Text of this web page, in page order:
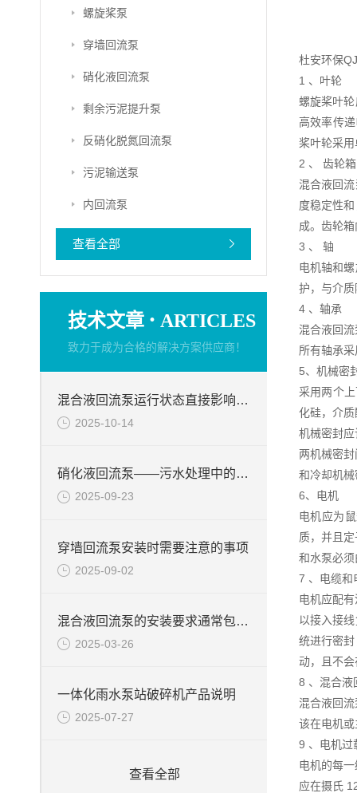
螺旋桨泵
穿墙回流泵
硝化液回流泵
剩余污泥提升泵
反硝化脱氮回流泵
污泥输送泵
内回流泵
查看全部
技术文章 · ARTICLES
致力于成为合格的解决方案供应商！
混合液回流泵运行状态直接影响整个工艺流程的稳定性与效率
2025-10-14
硝化液回流泵——污水处理中的关键角色
2025-09-23
穿墙回流泵安装时需要注意的事项
2025-09-02
混合液回流泵的安装要求通常包括以下几个方面
2025-03-26
一体化雨水泵站破碎机产品说明
2025-07-27
查看全部
杜安环保
1 、叶轮
螺旋桨叶
高效率传
桨叶轮采
2 、 齿轮箱
混合液回
度稳定性
成。齿轮
3 、 轴
电机轴和
护，与介
4 、轴承
混合液回
所有轴承
5、机械密
采用两个
化硅，介
机械密封
两机械密
和冷却机
6、电机
电机应为
质，并且
和水泵必
7 、电缆和
电机应配
以接入接
统进行密
动，且不
8 、混合液
混合液回
该在电机
9 、电机过
电机的每
应在摄氏